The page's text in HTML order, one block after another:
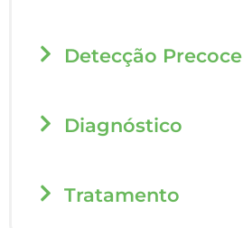
Detecção Precoce​
Diagnóstico​
Tratamento